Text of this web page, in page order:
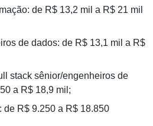
de R$ 13,2 mil a R$ 21 mil
de dados: de R$ 13,1 mil a R$
stack sênior/engenheiros de
a R$ 18,9 mil;
de R$ 9.250 a R$ 18.850